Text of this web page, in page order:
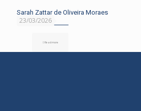
23/03/2026
Sarah Zattar de Oliveira Moraes
Read more